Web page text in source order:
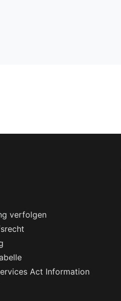
verfolgen
Act Information